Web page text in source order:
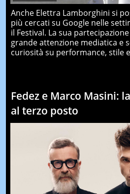
Anche Elettra Lamborghini si
più cercati su Google nelle
il Festival. La sua
grande attenzione mediatica e
curiosità su performance, stile
Fedez e Marco Masini:
al terzo posto